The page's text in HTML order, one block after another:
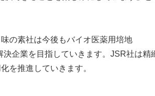
の素社は今後もバイオ医薬用培地
企業を目指していきます。 JSR社は精
を推進していきます。